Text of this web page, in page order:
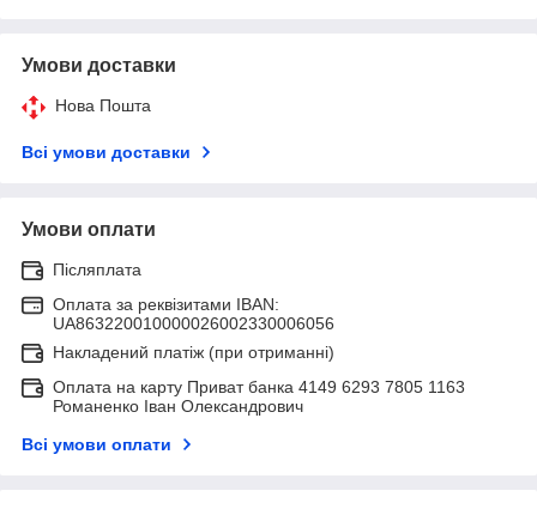
Умови доставки
Нова Пошта
Всі умови доставки
Умови оплати
Післяплата
Оплата за реквізитами IBAN:
UA863220010000026002330006056
Накладений платіж (при отриманні)
Оплата на карту Приват банка 4149 6293 7805 1163
Романенко Іван Олександрович
Всі умови оплати